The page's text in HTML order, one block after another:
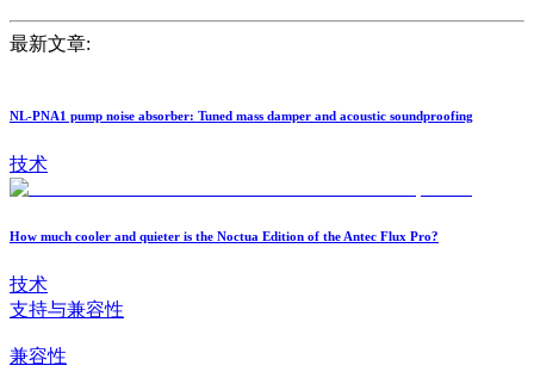
最新文章:
NL-PNA1 pump noise absorber: Tuned mass damper and acoustic soundproofing
技术
How much cooler and quieter is the Noctua Edition of the Antec Flux Pro?
技术
支持与兼容性
兼容性